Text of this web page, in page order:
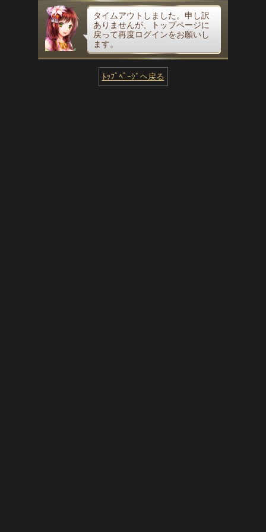
タイムアウトしました。申し訳
ありませんが、トップページに
戻って再度ログインをお願いし
ます。
ﾄｯﾌﾟﾍﾟｰｼﾞへ戻る